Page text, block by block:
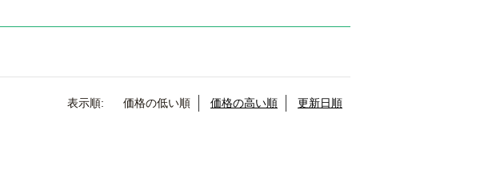
表示順: 価格の低い順 価格の高い順 更新日順